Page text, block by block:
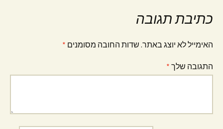
כתיבת תגובה
האימייל לא יוצג באתר. שדות החובה מסומנים *
התגובה שלך *